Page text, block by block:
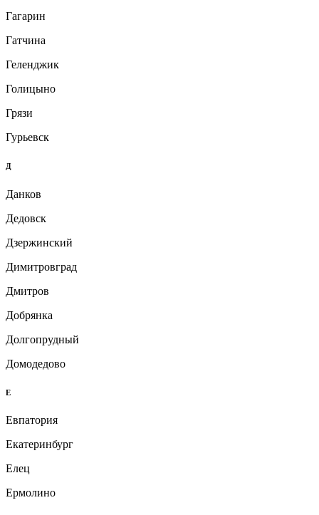
Гагарин
Гатчина
Геленджик
Голицыно
Грязи
Гурьевск
Д
Данков
Дедовск
Дзержинский
Димитровград
Дмитров
Добрянка
Долгопрудный
Домодедово
Е
Евпатория
Екатеринбург
Елец
Ермолино